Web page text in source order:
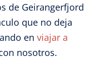
de Geirangerfjord
que no deja
en viajar a
nosotros.